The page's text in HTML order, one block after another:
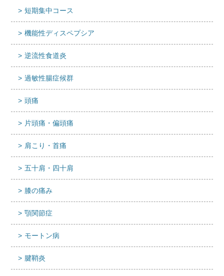
短期集中コース
機能性ディスペプシア
逆流性食道炎
過敏性腸症候群
頭痛
片頭痛・偏頭痛
肩こり・首痛
五十肩・四十肩
膝の痛み
顎関節症
モートン病
腱鞘炎